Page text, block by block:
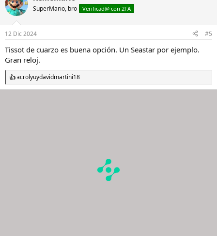
SuperMario, bro Verificad@ con 2FA
12 Dic 2024 #5
Tissot de cuarzo es buena opción. Un Seastar por ejemplo.
Gran reloj.
R
e
acrolyuydavidmartini18